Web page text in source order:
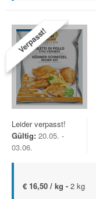
Verpasst!
Leider verpasst!
Gültig: 20.05. -
03.06.
€ 16,50 / kg - 2 kg